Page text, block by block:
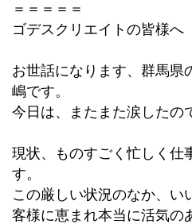
＝＝＝＝＝
ゴデスクリエイトの皆様へ
お世話になります、群馬
嶋です。
今日は、またまた涙したの
現状、ものすごく忙しく仕
す。
この厳しい状況のなか、い
客様に恵まれ本当に活気の